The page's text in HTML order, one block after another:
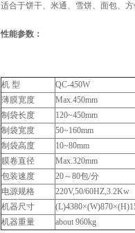
适合于饼干、米通、雪饼、面包、
性能参数：
机 型 QC-450W
薄膜宽度
Max.450mm
制袋长度
120~450mm
制袋宽度
50~160mm
制袋高度
10~80mm
膜卷直径
Max.320mm
包装速度
20～80包/分
电源规格
220V,50/60HZ,3.2Kw
机器尺寸
机器重量
about 960kg